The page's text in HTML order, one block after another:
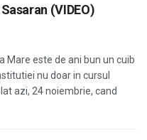
(VIDEO)
Mare este de ani bun un cuib
nu doar in cursul
azi, 24 noiembrie, cand